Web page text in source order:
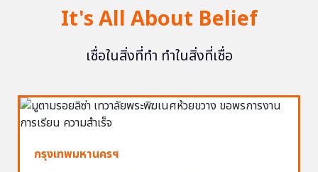
It's All About Belief
เชื่อในสิ่งที่ทำ ทำในสิ่งที่เชื่อ
กรุงเทพมหานครฯ